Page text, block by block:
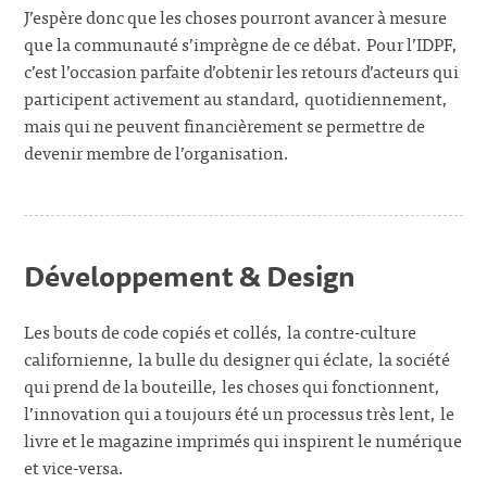
J’espère donc que les choses pourront avancer à mesure
que la communauté s’imprègne de ce débat. Pour l’IDPF,
c’est l’occasion parfaite d’obtenir les retours d’acteurs qui
participent activement au standard, quotidiennement,
mais qui ne peuvent financièrement se permettre de
devenir membre de l’organisation.
Développement & Design
Les bouts de code copiés et collés, la contre-culture
californienne, la bulle du designer qui éclate, la société
qui prend de la bouteille, les choses qui fonctionnent,
l’innovation qui a toujours été un processus très lent, le
livre et le magazine imprimés qui inspirent le numérique
et vice-versa.